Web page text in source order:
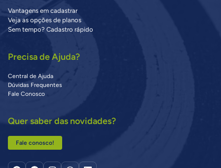
Vantagens em cadastrar
Veja as opções de planos
Sem tempo? Cadastro rápido
Precisa de Ajuda?
Central de Ajuda
Dúvidas Frequentes
Fale Conosco
Quer saber das novidades?
Fale conosco!